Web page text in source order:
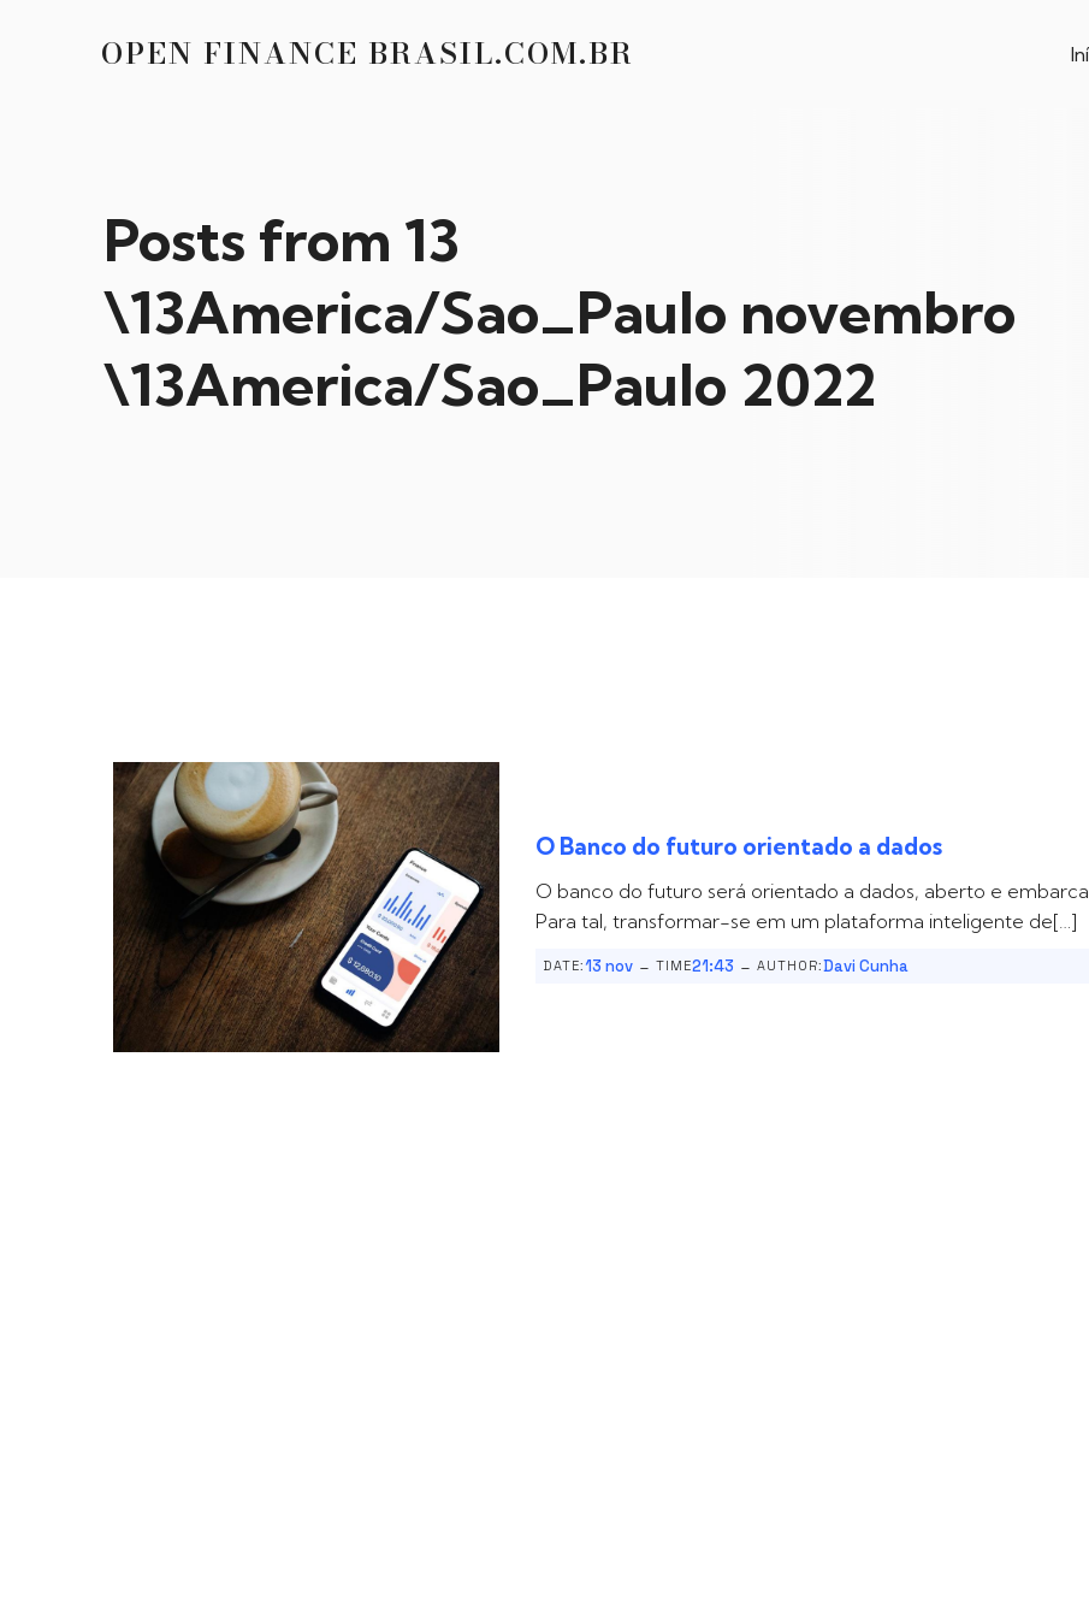
OPEN FINANCE BRASIL.COM.BR
Posts from 13
\13America/Sao_Paulo novembro
\13America/Sao_Paulo 2022
O Banco do futuro orientado a dados
O banco do futuro será orientado a dados, aberto e
Para tal, transformar-se em um plataforma inteligente de[…]
DATE:13 nov - TIME21:43 - AUTHOR:Davi Cunha